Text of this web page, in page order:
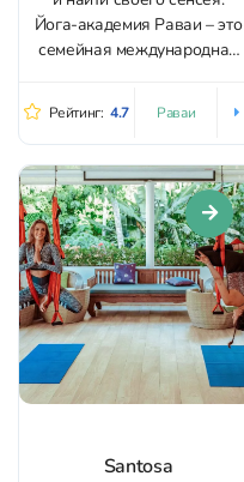
Йога-академия Раваи – это
семейная международная
проходят занятия по хатха-
виньясе, воздушной йоге,
пренатальной йоге, инь-
йоге, аштанге, а также
уникальные программы,
такие как «Йога для
спортсменов». Студия...
Рейтинг: 4.7 Раваи
Santosa